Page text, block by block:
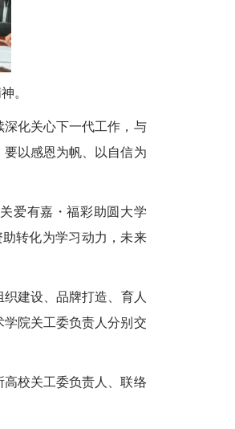
。
化关心下一代工作，与
以感恩为帆、以自信为
爱有嘉・福彩助圆大学
转化为学习动力，未来
建设、品牌打造、育人
院关工委负责人分别交
校关工委负责人、联络